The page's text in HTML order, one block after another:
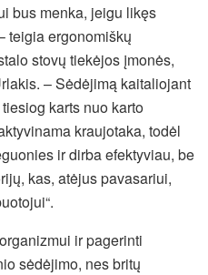
bus menka, jeigu likęs
teigia ergonomiškų
stovų tiekėjos įmonės,
– Sėdėjimą kaitaliojant
karts nuo karto
kraujotaka, todėl
ir dirba efektyviau, be
kas, atėjus pavasariui,
ir pagerinti
sėdėjimo, nes britų